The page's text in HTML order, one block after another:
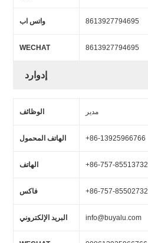
واتس اب 8613927794695
WECHAT 8613927794695
إدوارد
الوظائف مدير
الهاتف المحمول +86-13925966766
الهاتف +86-757-85513732
فاكس +86-757-85502732
البريد الإلكتروني info@buyalu.com